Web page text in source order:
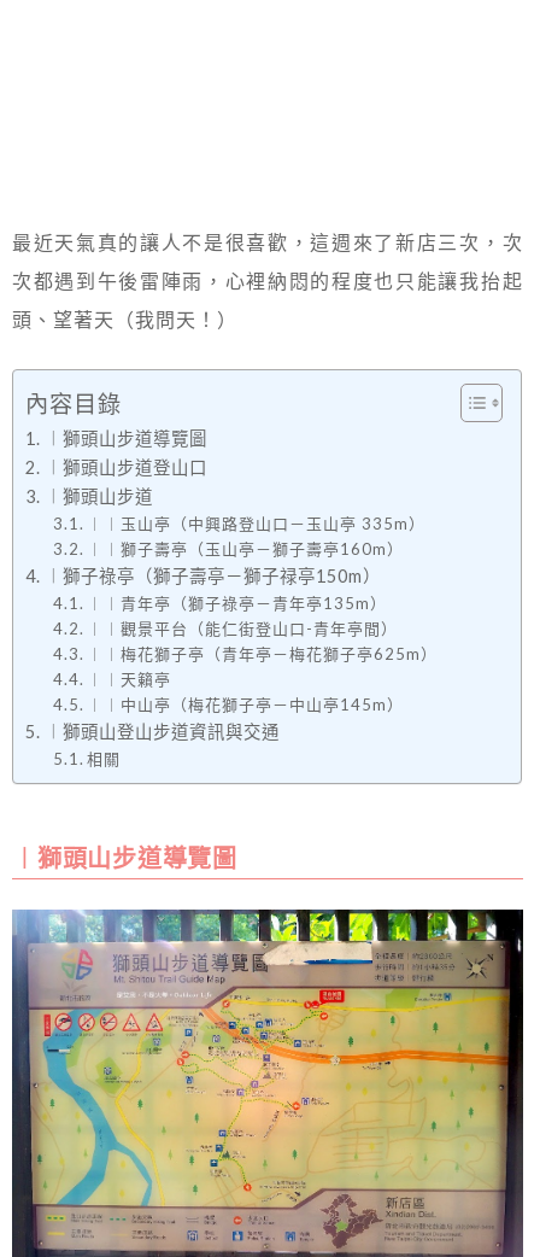
最近天氣真的讓人不是很喜歡，這週來了新店三次，次
次都遇到午後雷陣雨，心裡納悶的程度也只能讓我抬起
頭、望著天（我問天！）
內容目錄
︱獅頭山步道導覽圖
︱獅頭山步道登山口
︱獅頭山步道
︱︱玉山亭（中興路登山口－玉山亭 335m）
︱︱獅子壽亭（玉山亭－獅子壽亭160m）
︱獅子祿亭（獅子壽亭－獅子禄亭150m）
︱︱青年亭（獅子祿亭－青年亭135m）
︱︱觀景平台（能仁街登山口-青年亭間）
︱︱梅花獅子亭（青年亭－梅花獅子亭625m）
︱︱天籟亭
︱︱中山亭（梅花獅子亭－中山亭145m）
︱獅頭山登山步道資訊與交通
相關
︱獅頭山步道導覽圖